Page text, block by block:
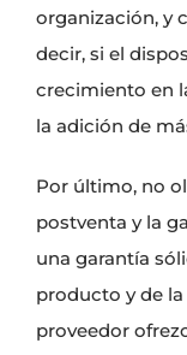
organización, y
decir, si el
crecimiento en
la adición de
Por último, no
postventa y la
una garantía
producto y de
proveedor